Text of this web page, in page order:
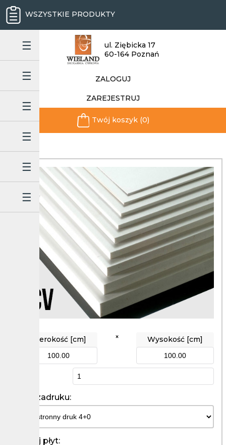
WSZYSTKIE PRODUKTY
ul. Ziębicka 17
60-164 Poznań
ZALOGUJ
ZAREJESTRUJ
Twój koszyk (0)
Szerokość [cm] × Wysokość [cm]
Kolor zadruku:
Rodzaj płyt: